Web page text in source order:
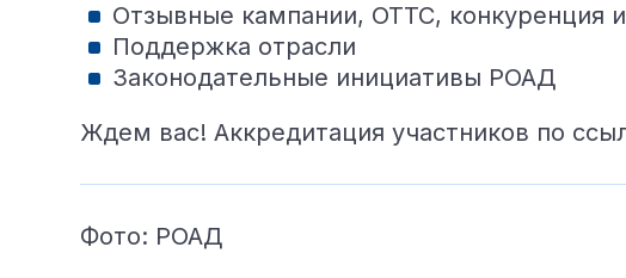
Отзывные кампании, ОТТС, конкуренция
Поддержка отрасли
Законодательные инициативы РОАД
Ждем вас! Аккредитация участников по
Фото: РОАД